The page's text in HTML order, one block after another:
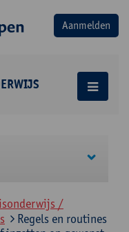
/
Regels en routines